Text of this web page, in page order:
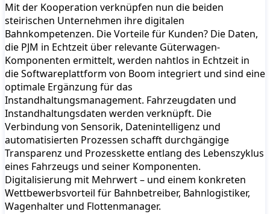
Mit der Kooperation verknüpfen nun die beiden
steirischen Unternehmen ihre digitalen
Bahnkompetenzen. Die Vorteile für Kunden? Die Daten,
die PJM in Echtzeit über relevante Güterwagen-
Komponenten ermittelt, werden nahtlos in Echtzeit in
die Softwareplattform von Boom integriert und sind eine
optimale Ergänzung für das
Instandhaltungsmanagement. Fahrzeugdaten und
Instandhaltungsdaten werden verknüpft. Die
Verbindung von Sensorik, Datenintelligenz und
automatisierten Prozessen schafft durchgängige
Transparenz und Prozesskette entlang des Lebenszyklus
eines Fahrzeugs und seiner Komponenten.
Digitalisierung mit Mehrwert – und einem konkreten
Wettbewerbsvorteil für Bahnbetreiber, Bahnlogistiker,
Wagenhalter und Flottenmanager.